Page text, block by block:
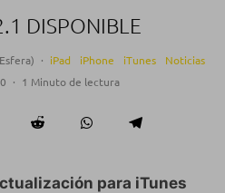
DISPONIBLE
· iPad iPhone iTunes
Noticias
· 1 Minuto de lectura
para iTunes